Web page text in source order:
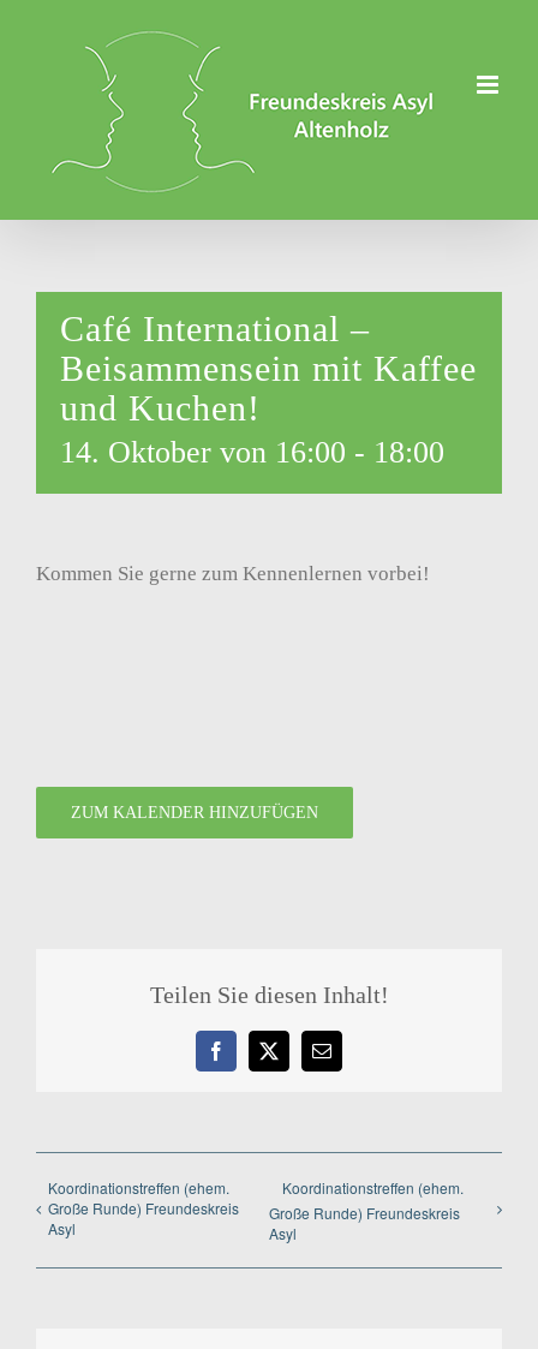
Café International –
Beisammensein mit Kaffee
und Kuchen!
14. Oktober von 16:00 - 18:00
Kommen Sie gerne zum Kennenlernen vorbei!
ZUM KALENDER HINZUFÜGEN
Teilen Sie diesen Inhalt!
Facebook
X
E-
Mail
Koordinationstreffen (ehem.
Große Runde) Freundeskreis
Asyl
Koordinationstreffen (ehem.
Große Runde) Freundeskreis
Asyl